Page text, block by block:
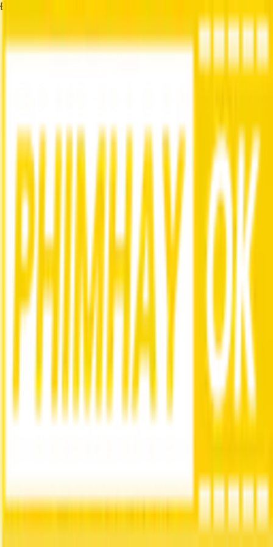
Đang tải...